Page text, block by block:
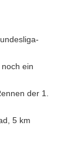
ein
der 1.
5 km